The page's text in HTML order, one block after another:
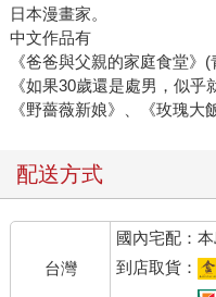
日本漫畫家。
中文作品有
《爸爸與父親的家庭食堂》(
《如果30歲還是處男，似乎
《野薔薇新娘》、《玫瑰大
配送方式
台灣
國內宅配：
到店取貨：